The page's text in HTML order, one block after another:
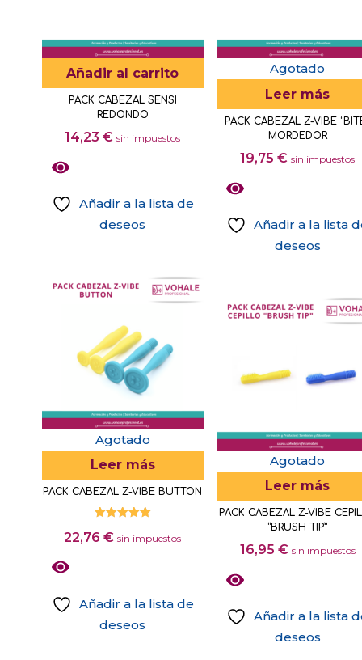
Añadir al carrito
PACK CABEZAL SENSI
REDONDO
14,23€ sin impuestos
Añadir a la lista de
deseos
Agotado
Leer más
PACK CABEZAL Z-VIBE
MORDEDOR
19,75€ sin impuestos
Añadir a la lista
deseos
Agotado
Leer más
PACK CABEZAL Z-VIBE BUTTON
con
22,76€ sin impuestos
Añadir a la lista de
deseos
Agotado
Leer más
PACK CABEZAL Z-VIBE
“BRUSH TIP”
16,95 € sin impuestos
Añadir a la lista
deseos